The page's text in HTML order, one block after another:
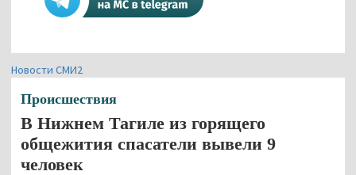
Новости СМИ2
Происшествия
В Нижнем Тагиле из горящего
общежития спасатели вывели 9
человек